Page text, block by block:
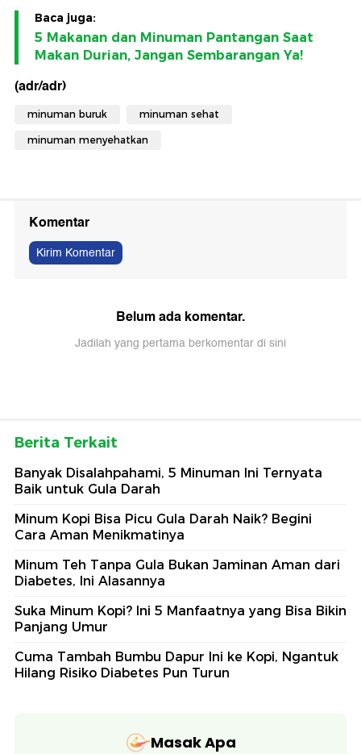
Baca juga:
5 Makanan dan Minuman Pantangan Saat
Makan Durian, Jangan Sembarangan Ya!
(adr/adr)
minuman buruk minuman sehat
minuman menyehatkan
Komentar
Kirim Komentar
Belum ada komentar.
Jadilah yang pertama berkomentar di sini
Berita Terkait
Banyak Disalahpahami, 5 Minuman Ini Ternyata
Baik untuk Gula Darah
Minum Kopi Bisa Picu Gula Darah Naik? Begini
Cara Aman Menikmatinya
Minum Teh Tanpa Gula Bukan Jaminan Aman dari
Diabetes, Ini Alasannya
Suka Minum Kopi? Ini 5 Manfaatnya yang Bisa Bikin
Panjang Umur
Cuma Tambah Bumbu Dapur Ini ke Kopi, Ngantuk
Hilang Risiko Diabetes Pun Turun
Masak Apa